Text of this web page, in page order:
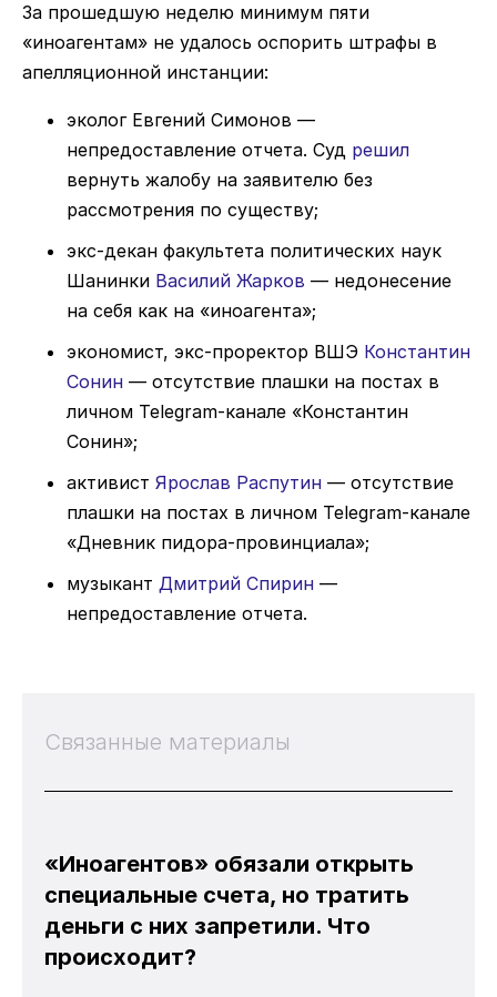
За прошедшую неделю минимум пяти
«иноагентам» не удалось оспорить штрафы в
апелляционной инстанции:
эколог Евгений Симонов —
непредоставление отчета. Суд решил
вернуть жалобу на заявителю без
рассмотрения по существу;
экс-декан факультета политических наук
Шанинки Василий Жарков — недонесение
на себя как на «иноагента»;
экономист, экс-проректор ВШЭ Константин
Сонин — отсутствие плашки на постах в
личном Telegram-канале «Константин
Сонин»;
активист Ярослав Распутин — отсутствие
плашки на постах в личном Telegram-канале
«Дневник пидора-провинциала»;
музыкант Дмитрий Спирин —
непредоставление отчета.
Связанные материалы
«Иноагентов» обязали открыть
специальные счета, но тратить
деньги с них запретили. Что
происходит?